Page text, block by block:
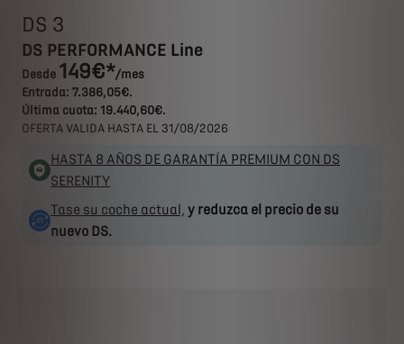
DS 3
DS PERFORMANCE Line
Desde 149€*/mes
Entrada: 7.386,05€.
Última cuota: 19.440,60€.
OFERTA VALIDA HASTA EL 31/08/2026
HASTA 8 AÑOS DE GARANTÍA PREMIUM CON DS
SERENITY
Tase su coche actual, y reduzca el precio de su
nuevo DS.